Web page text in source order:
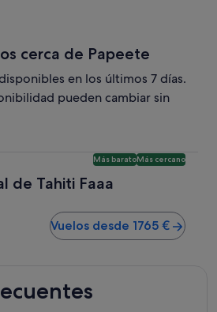
cerca de Papeete
en los últimos 7 días.
pueden cambiar sin
Más baratoMás cercano
de Tahiti Faaa
Vuelos desde 1765 €